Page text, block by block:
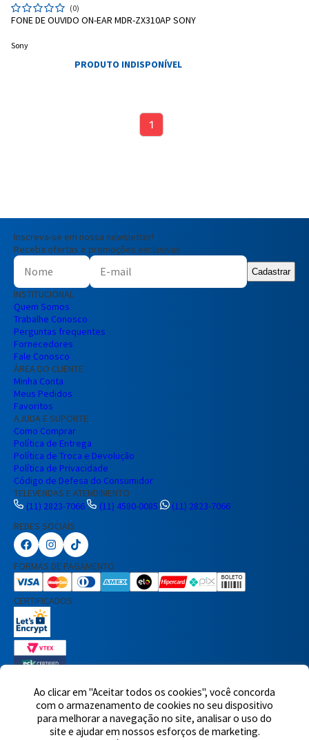
Ao clicar em "Aceitar todos os cookies", você concorda
com o armazenamento de cookies no seu dispositivo
para melhorar a navegação no site, analisar o uso do
site e ajudar em nossos esforços de marketing.
(0)
FONE DE OUVIDO ON-EAR MDR-ZX310AP SONY
Sony
PRODUTO INDISPONÍVEL
1
Inscreva-se em nossa newsletter!
Receba ofertas e promoções exclusivas
Cadastrar
INSTITUCIONAL
Quem Somos
Trabalhe Conosco
Perguntas frequentes
Fornecedores
Fale Conosco
ÁREA DO CLIENTE
Minha Conta
Meus Pedidos
Favoritos
AJUDA E SUPORTE
Como Comprar
Política de Entrega
Política de Troca e Devolução
Política de Privacidade
Código de Defesa do Consumidor
TELEVENDAS E ATENDIMENTO
(11) 2823-7066
(11) 4580-0085
(11) 2823-7066
REDES SOCIAIS
FORMAS DE PAGAMENTO
CERTIFICADOS
7460 avaliações reais
© 2025,Eletrônica Santana Ltda. Todos os direitos reservados.
Voluntários da Pátria, 1495 - Santana - CEP 02011-200 - São Paulo -
Nome Completo
Iniciar Conversa